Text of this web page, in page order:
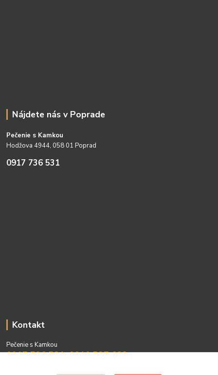
Nájdete nás v Poprade
Pečenie s Kamkou
Hodžova 4944, 058 01 Poprad
0917 736 531
Kontakt
Pečenie s Kamkou
0917 736 531, 0910 537 682